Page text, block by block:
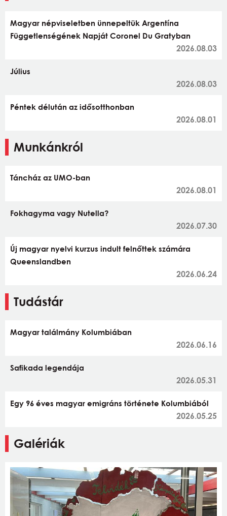
Magyar népviseletben ünnepeltük Argentína
Függetlenségének Napját Coronel Du Gratyban
2026.08.03
Július
2026.08.03
Péntek délután az idősotthonban
2026.08.01
Munkánkról
Táncház az UMO-ban
2026.08.01
Fokhagyma vagy Nutella?
2026.07.30
Új magyar nyelvi kurzus indult felnőttek számára
Queenslandben
2026.06.24
Tudástár
Magyar találmány Kolumbiában
2026.06.16
Safikada legendája
2026.05.31
Egy 96 éves magyar emigráns története Kolumbiából
2026.05.25
Galériák